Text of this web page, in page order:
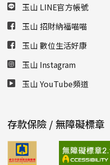
玉山 LINE官方帳號
玉山 招財納福喵喵
玉山 數位生活好康
玉山 Instagram
玉山 YouTube頻道
存款保險 / 無障礙標章